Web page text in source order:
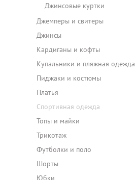
Джинсовые куртки
Джемперы и свитеры
Джинсы
Кардиганы и кофты
Купальники и пляжная одежда
Пиджаки и костюмы
Платья
Спортивная одежда
Топы и майки
Трикотаж
Футболки и поло
Шорты
Юбки